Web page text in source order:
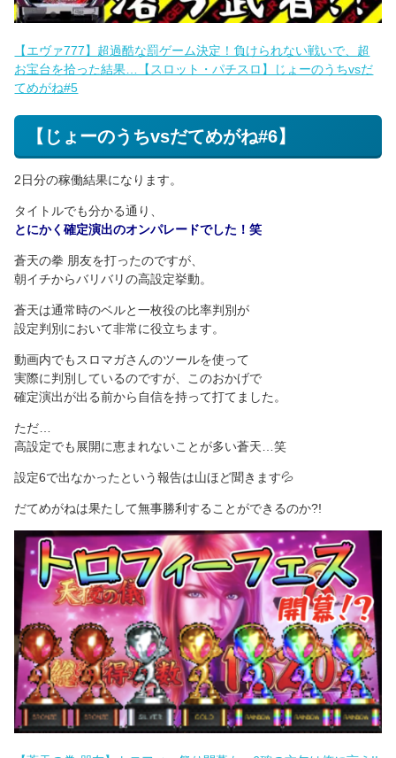
【エヴァ777】超過酷な罰ゲーム決定！負けられない戦いで、超
お宝台を拾った結果…【スロット・パチスロ】じょーのうちvsだ
てめがね#5
【じょーのうちvsだてめがね#6】
2日分の稼働結果になります。
タイトルでも分かる通り、
とにかく確定演出のオンパレードでした！笑
蒼天の拳 朋友を打ったのですが、
朝イチからバリバリの高設定挙動。
蒼天は通常時のベルと一枚役の比率判別が
設定判別において非常に役立ちます。
動画内でもスロマガさんのツールを使って
実際に判別しているのですが、このおかげで
確定演出が出る前から自信を持って打てました。
ただ…
高設定でも展開に恵まれないことが多い蒼天…笑
設定6で出なかったという報告は山ほど聞きます💦
だてめがねは果たして無事勝利することができるのか?!